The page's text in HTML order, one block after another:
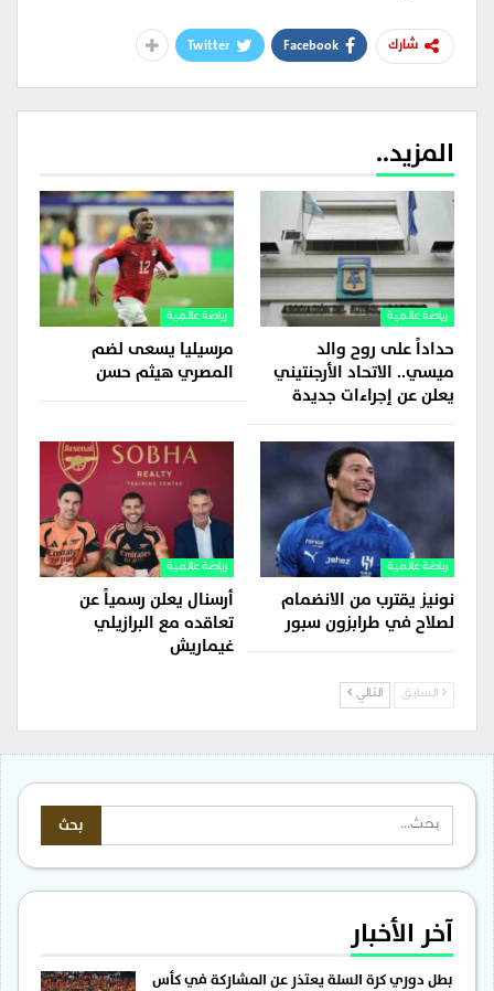
شارك Facebook
Twitter
المزيد..
رياضة عالمية
حداداً على روح والد
ميسي.. الاتحاد الأرجنتيني
يعلن عن إجراءات جديدة
رياضة عالمية
مرسيليا يسعى لضم
المصري هيثم حسن
رياضة عالمية
نونيز يقترب من الانضمام
لصلاح في طرابزون سبور
رياضة عالمية
أرسنال يعلن رسمياً عن
تعاقده مع البرازيلي
غيماريش
السابق التالي
آخر الأخبار
بطل دوري كرة السلة يعتذر عن المشاركة في كأس